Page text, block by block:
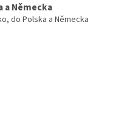
a Německa
do Polska a Německa